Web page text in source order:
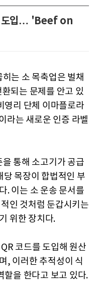
도입… 'Beef on
는 소 목축업은 벌채
되는 문제를 안고 있
영리 단체 이마플로라
는 새로운 인증 라벨
통해 소고기가 공급
목장이 합법적인 부
. 이는 소 운송 문서를
인 것처럼 둔갑시키는
위한 장치다.
코드를 도입해 원산
, 이러한 추적성이 식
할을 한다고 보고 있다.